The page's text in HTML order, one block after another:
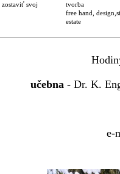
zostaviť svoj
tvorba
free hand,
estate
učebna- Dr. K.
e-